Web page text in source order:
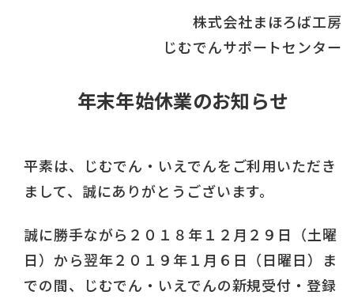
株式会社まほろば工房
じむでんサポートセンター
年末年始休業のお知らせ
平素は、じむでん・いえでんをご利用いただき
まして、誠にありがとうございます。
誠に勝手ながら２０１８年１２月２９日（土曜
日）から翌年２０１９年１月６日（日曜日）ま
での間、じむでん・いえでんの新規受付・登録